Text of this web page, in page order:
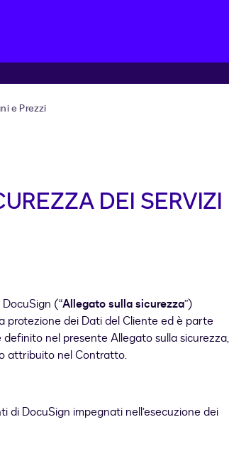
e Prezzi
DEI SERVIZI
(“Allegato sulla sicurezza”)
protezione dei Dati del Cliente ed è parte
nel presente Allegato sulla sicurezza,
attribuito nel Contratto.
di DocuSign impegnati nell’esecuzione dei